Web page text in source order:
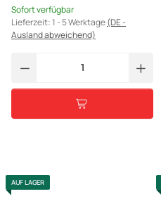
Sofort verfügbar
Lieferzeit:1 - 5 Werktage(DE -
Ausland abweichend)
AUF LAGER